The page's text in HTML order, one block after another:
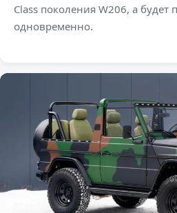
Class поколения W206, а будет
одновременно.